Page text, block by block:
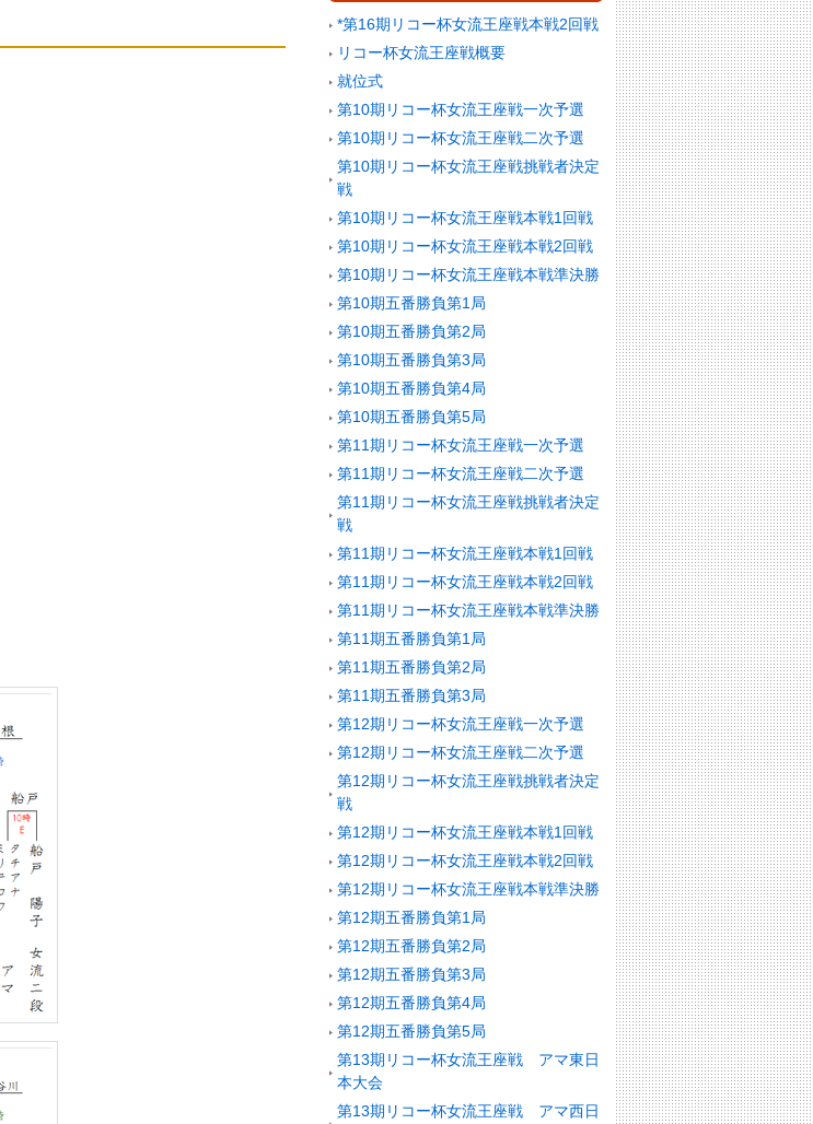
*第16期リコー杯女流王座戦本戦2回戦
リコー杯女流王座戦概要
就位式
第10期リコー杯女流王座戦一次予選
第10期リコー杯女流王座戦二次予選
第10期リコー杯女流王座戦挑戦者決定
戦
第10期リコー杯女流王座戦本戦1回戦
第10期リコー杯女流王座戦本戦2回戦
第10期リコー杯女流王座戦本戦準決勝
第10期五番勝負第1局
第10期五番勝負第2局
第10期五番勝負第3局
第10期五番勝負第4局
第10期五番勝負第5局
第11期リコー杯女流王座戦一次予選
第11期リコー杯女流王座戦二次予選
第11期リコー杯女流王座戦挑戦者決定
戦
第11期リコー杯女流王座戦本戦1回戦
第11期リコー杯女流王座戦本戦2回戦
第11期リコー杯女流王座戦本戦準決勝
第11期五番勝負第1局
第11期五番勝負第2局
第11期五番勝負第3局
第12期リコー杯女流王座戦一次予選
第12期リコー杯女流王座戦二次予選
第12期リコー杯女流王座戦挑戦者決定
戦
第12期リコー杯女流王座戦本戦1回戦
第12期リコー杯女流王座戦本戦2回戦
第12期リコー杯女流王座戦本戦準決勝
第12期五番勝負第1局
第12期五番勝負第2局
第12期五番勝負第3局
第12期五番勝負第4局
第12期五番勝負第5局
第13期リコー杯女流王座戦 アマ東日
本大会
第13期リコー杯女流王座戦 アマ西日